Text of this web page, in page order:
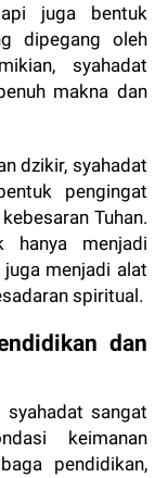
juga bentuk
dipegang oleh
syahadat
makna dan
dzikir, syahadat
pengingat
Tuhan.
hanya menjadi
menjadi alat
spiritual.
dan
syahadat sangat
keimanan
pendidikan,